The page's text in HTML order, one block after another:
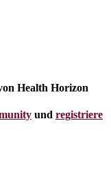
Health Horizon
und registriere